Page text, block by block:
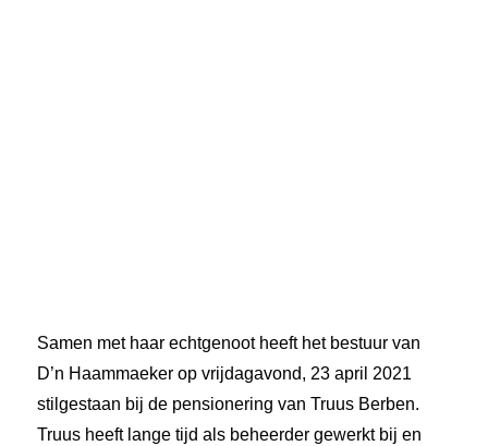
Samen met haar echtgenoot heeft het bestuur van
D’n Haammaeker op vrijdagavond, 23 april 2021
stilgestaan bij de pensionering van Truus Berben.
Truus heeft lange tijd als beheerder gewerkt bij en